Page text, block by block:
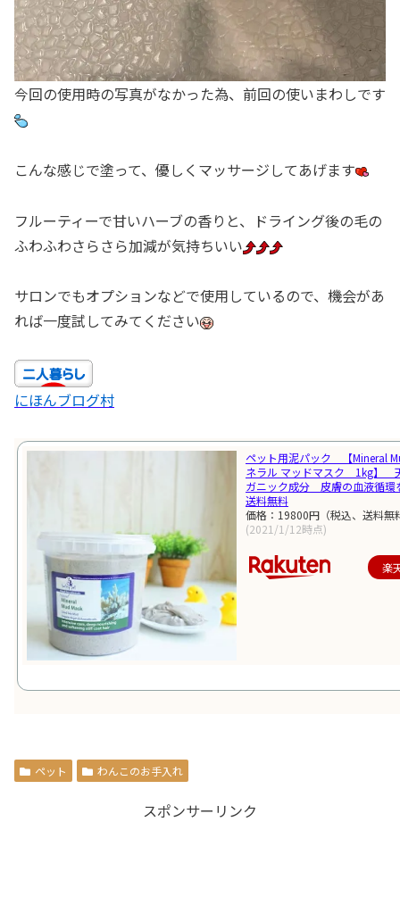
今回の使用時の写真がなかった為、前回の使いまわしです
こんな感じで塗って、優しくマッサージしてあげます
フルーティーで甘いハーブの香りと、ドライング後の毛の
ふわふわさらさら加減が気持ちいい
サロンでもオプションなどで使用しているので、機会があ
れば一度試してみてください
にほんブログ村
ペット用泥パック 【Mineral
ネラル マッドマスク 1kg】
ガニック成分 皮膚の血液循
送料無料
価格：19800円（税込、送料無
(2021/1/12時点)
楽
ペット わんこのお手入れ
スポンサーリンク